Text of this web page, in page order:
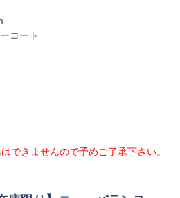
コート
できませんので予めご了承下さい。